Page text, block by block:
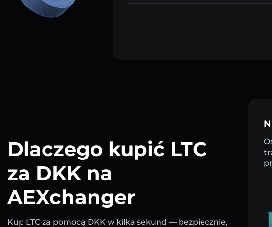
Dlaczego kupić LTC
za DKK na
AEXchanger
Kup LTC za pomocą DKK w kilka sekund — bezpiecznie,